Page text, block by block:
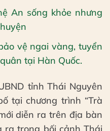
An sống khỏe nhưng
vệ ngai vàng, tuyển
tại Hàn Quốc.
tỉnh Thái Nguyên
tại chương trình “Trà
diễn ra trên địa bàn
ra trong bối cảnh Thái